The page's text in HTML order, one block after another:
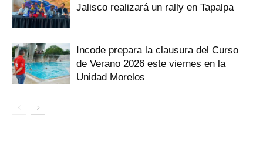
Jalisco realizará un rally en Tapalpa
Incode prepara la clausura del Curso
de Verano 2026 este viernes en la
Unidad Morelos